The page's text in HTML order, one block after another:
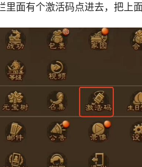
面有个激活码点进去，把上